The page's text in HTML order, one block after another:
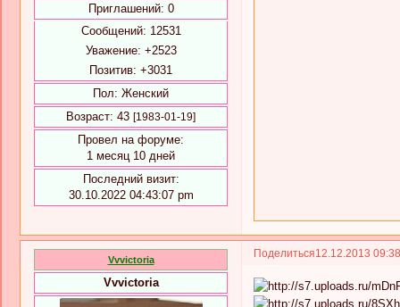
Приглашений: 0
Сообщений: 12531
Уважение: +2523
Позитив: +3031
Пол: Женский
Возраст: 43 [1983-01-19]
Провел на форуме:
1 месяц 10 дней
Последний визит:
30.10.2022 04:43:07 pm
Поделиться12.12.2013
Vvvictoria
Vvvictoria